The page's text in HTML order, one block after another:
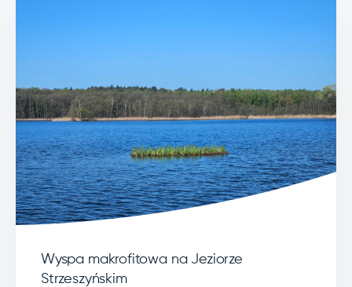
Wyspa makrofitowa na Jeziorze
Strzeszyńskim